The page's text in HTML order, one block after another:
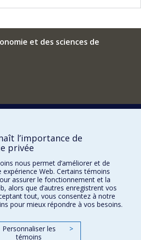
et des sciences de
SCIENCES
l’importance de
privée
nous permet d’améliorer et de
Web. Certains témoins
assurer le fonctionnement et la
alors que d’autres enregistrent vos
tout, vous consentez à notre
pour mieux répondre à vos besoins.
Personnaliser les
témoins
>